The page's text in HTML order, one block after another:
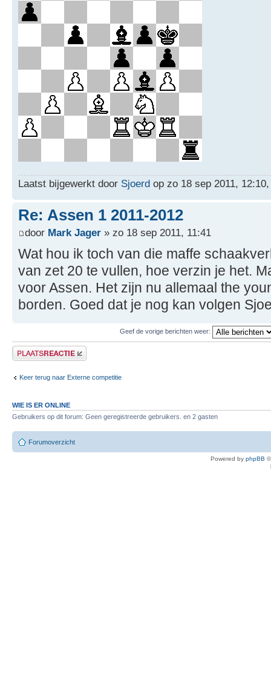
Laatst bijgewerkt door Sjoerd op zo 18 sep 2011,
Re: Assen 1 2011-2012
door Mark Jager » zo 18 sep 2011, 11:41
Wat hou ik toch van die maffe
van zet 20 te vullen, hoe verzin je het.
voor Assen. Het zijn nu allemaal the
borden. Goed dat je nog kan volgen
Geef de vorige berichten weer:
Plaats een reactie
Keer terug naar Externe competitie
WIE IS ER ONLINE
Gebruikers op dit forum: Geen geregistreerde gebruikers. en 2 gasten
Forumoverzicht
Powered by phpBB